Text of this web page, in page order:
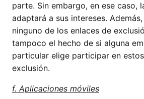
parte. Sin embargo, en ese caso,
adaptará a sus intereses.
ninguno de los enlaces de
tampoco el hecho de si alguna
particular elige participar en
exclusión.
f. Aplicaciones móviles